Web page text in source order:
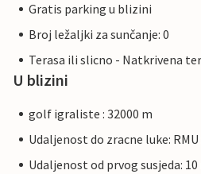
Gratis parking u blizini
Broj ležaljki za sunčanje: 0
Terasa ili slicno - Natkrivena
U blizini
golf igraliste : 32000 m
Udaljenost do zracne luke: RMU
Udaljenost od prvog susjeda: 10